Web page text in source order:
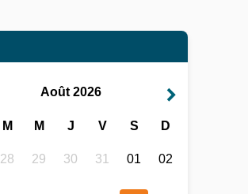
Août 2026
M M J V S D
28 29 30 31 01 02